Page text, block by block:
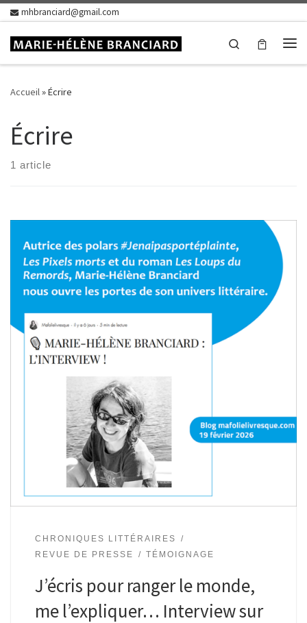
Skip to content
mhbranciard@gmail.com
Search
Accueil»Écrire
Écrire
1 article
CHRONIQUES LITTÉRAIRES
REVUE DE PRESSE
TÉMOIGNAGE
J’écris pour ranger le monde,
me l’expliquer… Interview sur